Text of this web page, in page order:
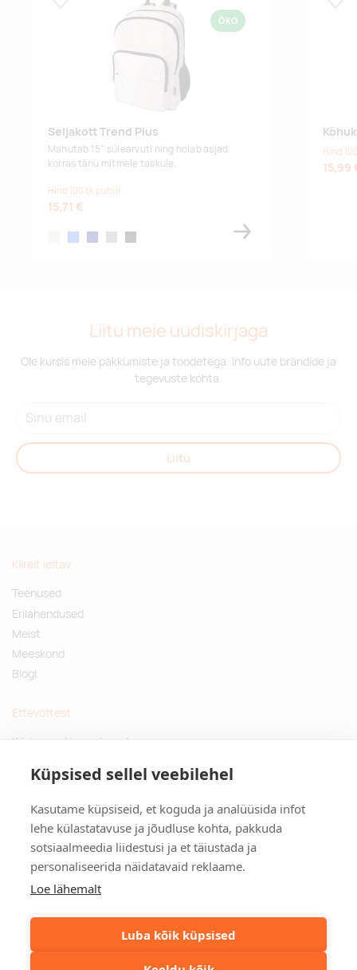
Küpsised sellel veebilehel
Kasutame küpsiseid, et koguda ja analüüsida infot
lehe külastatavuse ja jõudluse kohta, pakkuda
sotsiaalmeedia liidestusi ja et täiustada ja
personaliseerida näidatavaid reklaame.
Loe lähemalt
Luba kõik küpsised
ÖKO
Seljakott Trend Plus
Mahutab 15" sülearvuti ning hoiab asjad
korras tänu mitmele taskule.
Hind 100 tk puhul
15,71 €
Hind
15,99
Liitu meie uudiskirjaga
Ole kursis meie pakkumiste ja toodetega. Info uute brändide ja
tegevuste kohta.
Liitu
Kiirelt leitav
Teenused
Erilahendused
Meist
Meeskond
Blogi
Ettevõttest
Küsimused ja vastused
Privaatsuspoliitika
Kontakt
Tulika põik 3, Tallinn
info@kinkston.ee
+372 6989 100
Sotsiaalmeedia